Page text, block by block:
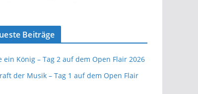
Beiträge
ein König – Tag 2 auf dem Open Flair 2026
der Musik – Tag 1 auf dem Open Flair